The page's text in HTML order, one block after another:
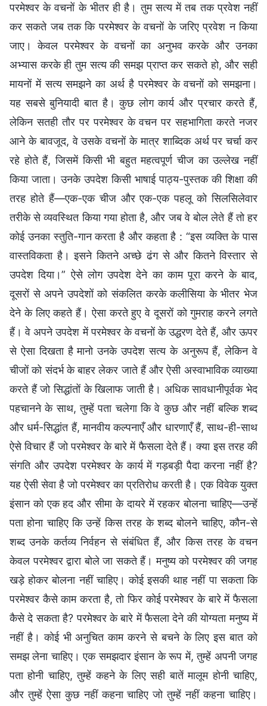
परमेश्वर के वचनों के भीतर ही है। तुम सत्य में तब तक प्रवेश नहीं
कर सकते जब तक कि परमेश्वर के वचनों के जरिए प्रवेश न किया
जाए। केवल परमेश्वर के वचनों का अनुभव करके और उनका
अभ्यास करके ही तुम सत्य की समझ प्राप्त कर सकते हो, और सही
मायनों में सत्य समझने का अर्थ है परमेश्वर के वचनों को समझना।
यह सबसे बुनियादी बात है। कुछ लोग कार्य और प्रचार करते हैं,
लेकिन सतही तौर पर परमेश्वर के वचन पर सहभागिता करते नजर
आने के बावजूद, वे उसके वचनों के मात्र शाब्दिक अर्थ पर चर्चा कर
रहे होते हैं, जिसमें किसी भी बहुत महत्वपूर्ण चीज का उल्लेख नहीं
किया जाता। उनके उपदेश किसी भाषाई पाठ्य-पुस्तक की शिक्षा की
तरह होते हैं—एक-एक चीज और एक-एक पहलू को सिलसिलेवार
तरीके से व्यवस्थित किया गया होता है, और जब वे बोल लेते हैं तो हर
कोई उनका स्तुति-गान करता है और कहता है : “इस व्यक्ति के पास
वास्तविकता है। इसने कितने अच्छे ढंग से और कितने विस्तार से
उपदेश दिया।” ऐसे लोग उपदेश देने का काम पूरा करने के बाद,
दूसरों से अपने उपदेशों को संकलित करके कलीसिया के भीतर भेज
देने के लिए कहते हैं। ऐसा करते हुए वे दूसरों को गुमराह करने लगते
हैं। वे अपने उपदेश में परमेश्वर के वचनों के उद्धरण देते हैं, और ऊपर
से ऐसा दिखता है मानो उनके उपदेश सत्य के अनुरूप हैं, लेकिन वे
चीजों को संदर्भ के बाहर लेकर जाते हैं और ऐसी अस्वाभाविक व्याख्या
करते हैं जो सिद्धांतों के खिलाफ जाती है। अधिक सावधानीपूर्वक भेद
पहचानने के साथ, तुम्हें पता चलेगा कि वे कुछ और नहीं बल्कि शब्द
और धर्म-सिद्धांत हैं, मानवीय कल्पनाएँ और धारणाएँ हैं, साथ-ही-साथ
ऐसे विचार हैं जो परमेश्वर के बारे में फैसला देते हैं। क्या इस तरह की
संगति और उपदेश परमेश्वर के कार्य में गड़बड़ी पैदा करना नहीं है?
यह ऐसी सेवा है जो परमेश्वर का प्रतिरोध करती है। एक विवेक युक्त
इंसान को एक हद और सीमा के दायरे में रहकर बोलना चाहिए—उन्हें
पता होना चाहिए कि उन्हें किस तरह के शब्द बोलने चाहिए, कौन-से
शब्द उनके कर्तव्य निर्वहन से संबंधित हैं, और किस तरह के वचन
केवल परमेश्वर द्वारा बोले जा सकते हैं। मनुष्य को परमेश्वर की जगह
खड़े होकर बोलना नहीं चाहिए। कोई इसकी थाह नहीं पा सकता कि
परमेश्वर कैसे काम करता है, तो फिर कोई परमेश्वर के बारे में फैसला
कैसे दे सकता है? परमेश्वर के बारे में फैसला देने की योग्यता मनुष्य में
नहीं है। कोई भी अनुचित काम करने से बचने के लिए इस बात को
समझ लेना चाहिए। एक समझदार इंसान के रूप में, तुम्हें अपनी जगह
पता होनी चाहिए, तुम्हें कहने के लिए सही बातें मालूम होनी चाहिए,
और तुम्हें ऐसा कुछ नहीं कहना चाहिए जो तुम्हें नहीं कहना चाहिए।